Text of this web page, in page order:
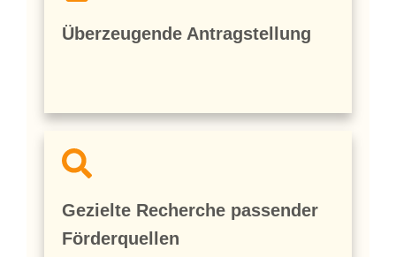
Überzeugende Antragstellung
Gezielte Recherche passender
Förderquellen